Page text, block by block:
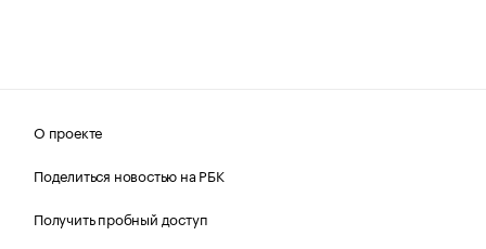
О проекте
Поделиться новостью на РБК
Получить пробный доступ